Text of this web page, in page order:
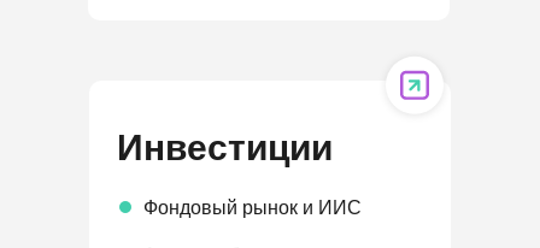
Инвестиции
Фондовый рынок и ИИС